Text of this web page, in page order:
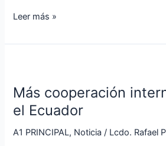
Leer más »
Más cooperación
el Ecuador
A1 PRINCIPAL, Noticia / Lcdo. Rafael
internacional
para
Ecuador